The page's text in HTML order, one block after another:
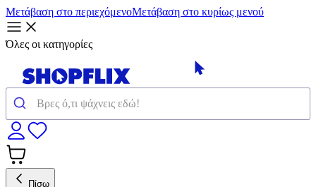
Μετάβαση στο περιεχόμενοΜετάβαση στο κυρίως μενού
Όλες οι κατηγορίες
Πίσω